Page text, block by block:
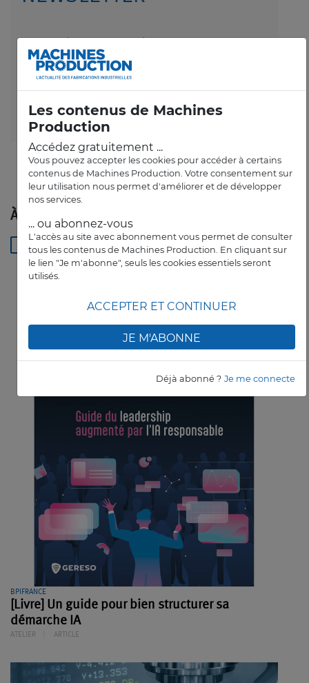
Les contenus de Machines
Production
Accédez gratuitement ...
Vous pouvez accepter les cookies pour accéder à certains
contenus de Machines Production. Votre consentement sur
leur utilisation nous permet d'améliorer et de développer
nos services.
... ou abonnez-vous
L'accès au site avec abonnement vous permet de consulter
tous les contenus de Machines Production. En cliquant sur
le lien "Je m'abonne", seuls les cookies essentiels seront
utilisés.
ACCEPTER ET CONTINUER
JE M'ABONNE
Déjà abonné ? Je me connecte
et recevez le meilleur de l'actualité directement
dans votre boîte mail
RECEVOIR LA NEWSLETTER
À LIRE AUSSI
abrasif accouplement
BPIFRANCE
[Livre] Un guide pour bien structurer sa
démarche IA
ATELIER ARTICLE